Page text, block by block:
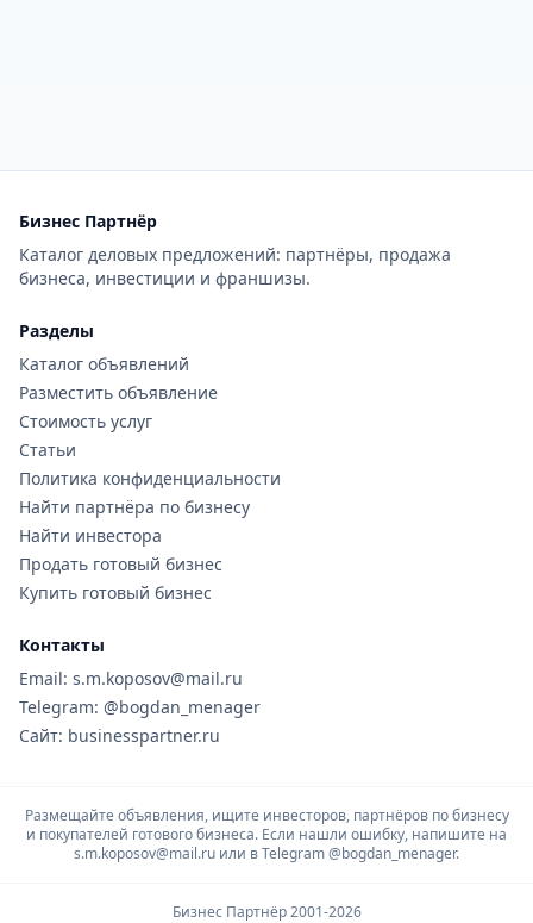
Бизнес Партнёр
Каталог деловых предложений: партнёры, продажа
бизнеса, инвестиции и франшизы.
Разделы
Каталог объявлений
Разместить объявление
Стоимость услуг
Статьи
Политика конфиденциальности
Найти партнёра по бизнесу
Найти инвестора
Продать готовый бизнес
Купить готовый бизнес
Контакты
Email: s.m.koposov@mail.ru
Telegram: @bogdan_menager
Сайт: businesspartner.ru
Размещайте объявления, ищите инвесторов, партнёров по бизнесу
и покупателей готового бизнеса. Если нашли ошибку, напишите на
s.m.koposov@mail.ru или в Telegram@bogdan_menager.
Бизнес Партнёр 2001-2026